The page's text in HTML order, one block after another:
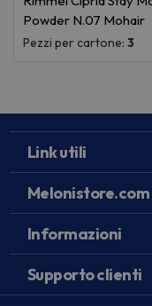
Powder N.07 Mohair
Pezzi per cartone:3
Link utili
Melonistore.com
Informazioni
Supporto clienti